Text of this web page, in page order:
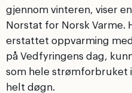
gjennom vinteren, viser
Norstat for Norsk Varme.
erstattet oppvarming
på Vedfyringens dag,
som hele strømforbruket
helt døgn.